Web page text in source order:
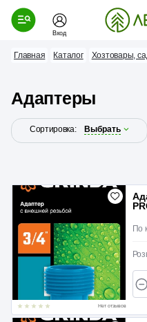
Вход
Главная Каталог Хозтовары,
Адаптеры
Сортировка: Выбрать
Нет отзывов
По